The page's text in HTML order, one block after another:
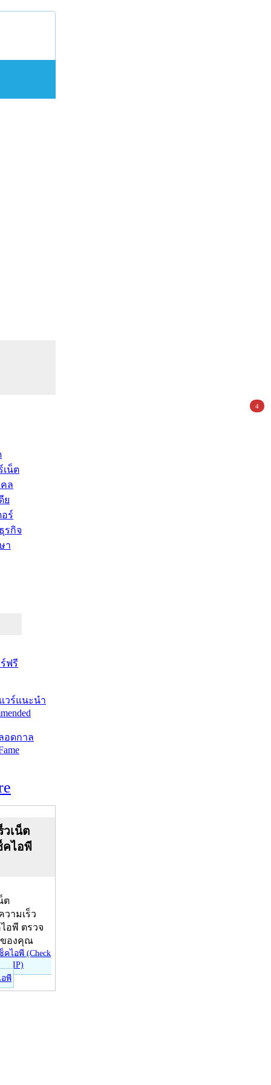
เน็ต
ล
ย
อร์
รกิจ
า
ฟรี
วร์แนะนำ
อดกาล
วเน็ต
คไอพี
ต
วามเร็ว
อพี ตรวจ
ของคุณ
อพี
4